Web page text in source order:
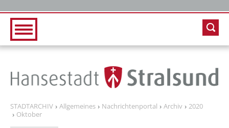
STADTARCHIV Allgemeines Nachrichtenportal Archiv
2020
Oktober